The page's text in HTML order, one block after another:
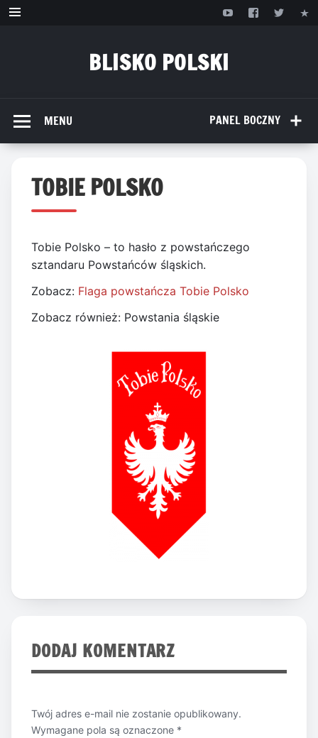
Przejdź
BLISKO POLSKI
PANEL BOCZNY
MENU
TOBIE POLSKO
Tobie Polsko – to hasło z powstańczego
sztandaru Powstańców śląskich.
Zobacz: Flaga powstańcza Tobie Polsko
Zobacz również: Powstania śląskie
DODAJ KOMENTARZ
Twój adres e-mail nie zostanie opublikowany.
Wymagane pola są oznaczone *